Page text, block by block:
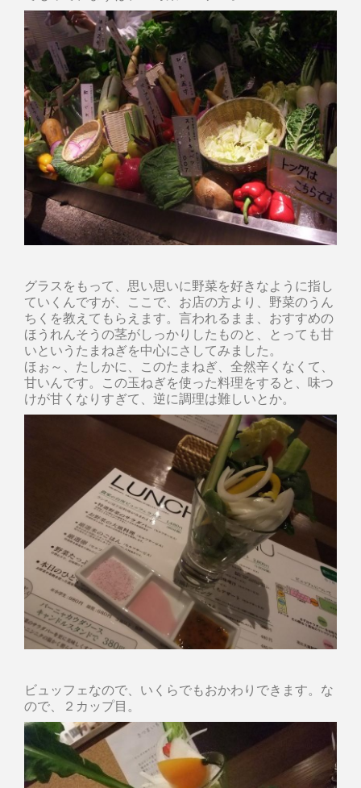
グラスをもって、思い思いに野菜を好きなように指し
ていくんですが、ここで、お店の方より、野菜のうん
ちくを教えてもらえます。言われるまま、おすすめの
ほうれんそうの茎がしっかりしたものと、とっても甘
いというたまねぎを中心にさしてみました。
ほぉ～、たしかに、このたまねぎ、全然辛くなくて、
甘いんです。この玉ねぎを使った料理をすると、味つ
けが甘くなりすぎて、逆に調理は難しいとか。
ビュッフェなので、いくらでもおかわりできます。な
ので、２カップ目。